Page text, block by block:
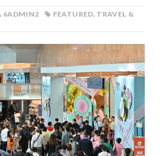
6ADMIN2 FEATURED, TRAVEL &